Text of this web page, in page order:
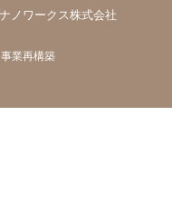
ナノワークス株式会社
事業再構築